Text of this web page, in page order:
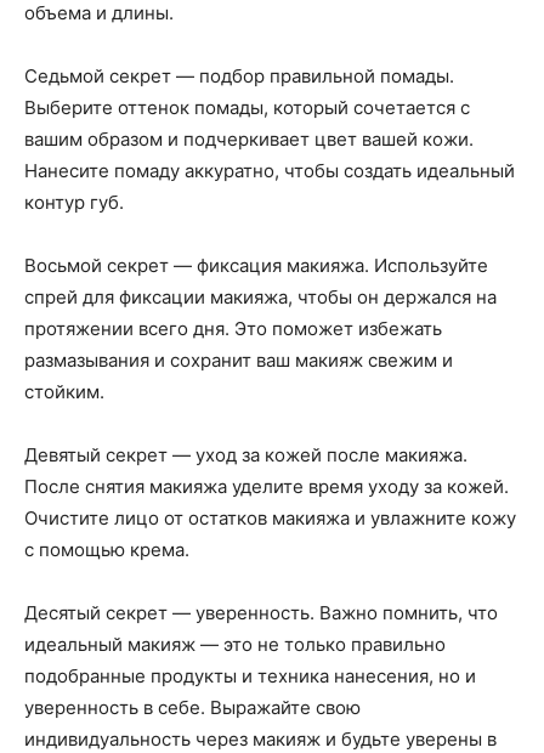
объема и длины.
Седьмой секрет — подбор правильной помады.
Выберите оттенок помады, который сочетается с
вашим образом и подчеркивает цвет вашей кожи.
Нанесите помаду аккуратно, чтобы создать идеальный
контур губ.
Восьмой секрет — фиксация макияжа. Используйте
спрей для фиксации макияжа, чтобы он держался на
протяжении всего дня. Это поможет избежать
размазывания и сохранит ваш макияж свежим и
стойким.
Девятый секрет — уход за кожей после макияжа.
После снятия макияжа уделите время уходу за кожей.
Очистите лицо от остатков макияжа и увлажните кожу
с помощью крема.
Десятый секрет — уверенность. Важно помнить, что
идеальный макияж — это не только правильно
подобранные продукты и техника нанесения, но и
уверенность в себе. Выражайте свою
индивидуальность через макияж и будьте уверены в